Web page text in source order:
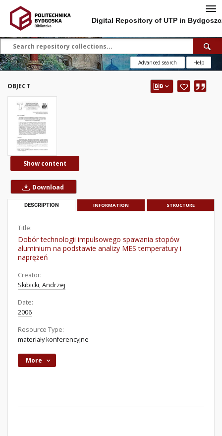
Digital Repository of UTP in
Advanced search Help
OBJECT
Show content
Download
DESCRIPTION INFORMATION STRUCTURE
Title:
Dobór technologii impulsowego spawania stopów
aluminium na podstawie analizy MES temperatury i
naprężeń
Creator:
Skibicki, Andrzej
Date:
2006
Resource Type:
materiały konferencyjne
More